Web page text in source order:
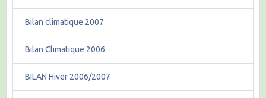
Bilan climatique 2007
Bilan Climatique 2006
BILAN Hiver 2006/2007